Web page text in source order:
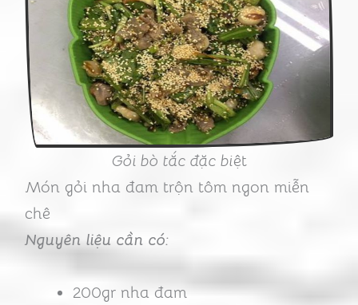
Gỏi bò tắc đặc biệt
Món gỏi nha đam trộn tôm ngon miễn
chê
Nguyên liệu cần có:
200gr nha đam